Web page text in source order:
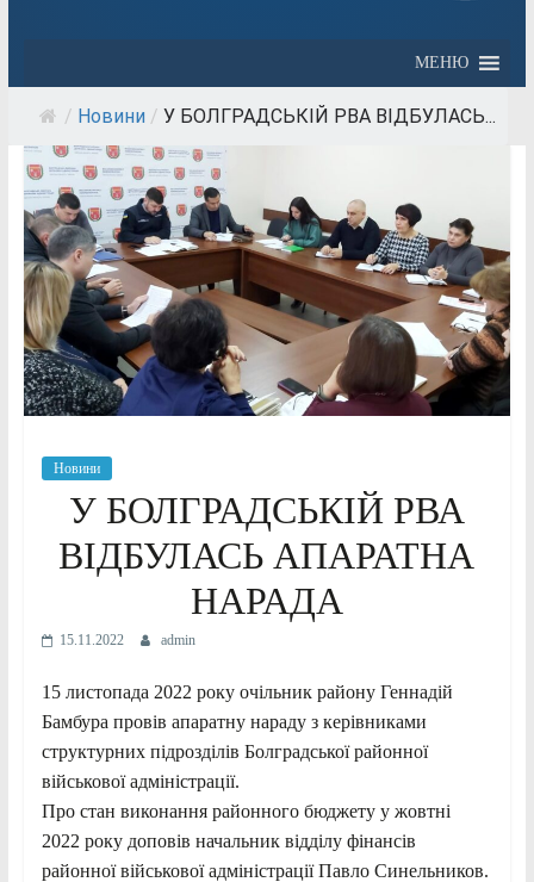
МЕНЮ
/ Новини / У БОЛГРАДСЬКІЙ РВА ВІДБУЛАСЬ...
Новини
У БОЛГРАДСЬКІЙ РВА
ВІДБУЛАСЬ АПАРАТНА
НАРАДА
15.11.2022 admin
15 листопада 2022 року очільник району Геннадій
Бамбура провів апаратну нараду з керівниками
структурних підрозділів Болградської районної
військової адміністрації.
Про стан виконання районного бюджету у жовтні
2022 року доповів начальник відділу фінансів
районної військової адміністрації Павло Синельников.